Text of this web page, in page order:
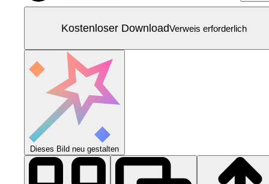
Kostenloser DownloadVerweis erforderlich
Dieses Bild neu gestalten